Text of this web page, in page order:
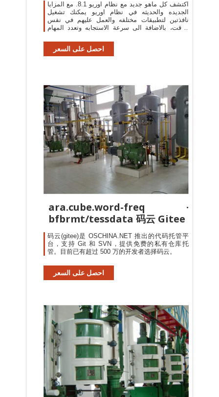
اكتشف كل ماهو جديد مع نظام اوريو 8.1. مع المزايا
الجديده والحديثه في نظام اوريو يمكنك تشغيل
نافذتين لتطبيقات مختلفه والعمل عليهم في نفس
الوقت، بالاضافة الى سرعة الاستجابه وتعدد المهام
احصل على السعر
ara.cube.word-freq ·
bfbrmt/tessdata 码云 Gitee
码云(gitee)是 OSCHINA.NET 推出的代码托管平
台，支持 Git 和 SVN，提供免费的私有仓库托
管。目前已有超过 500 万的开发者选择码云。
احصل على السعر